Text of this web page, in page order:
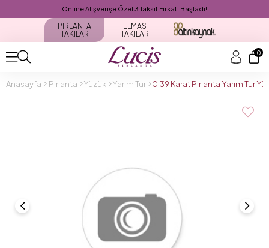
Online Alışverişe Özel 3 Taksit Fırsatı Başladı!
PIRLANTA
TAKILAR
ELMAS
TAKILAR
0
Anasayfa Pırlanta Yüzük Yarım Tur 0.39 Karat Pırlanta Yarım Tur